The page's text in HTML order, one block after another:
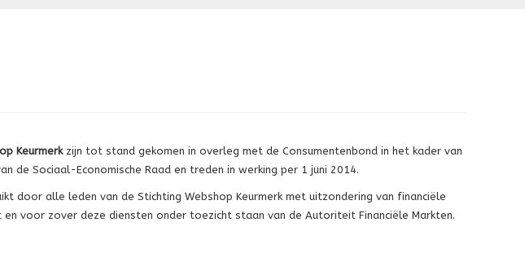
Keurmerkzijn tot stand gekomen in overleg met de Consumentenbond in het kader van
de Sociaal-Economische Raad en treden in werking per 1 juni 2014.
door alle leden van de Stichting Webshop Keurmerk met uitzondering van financiële
voor zover deze diensten onder toezicht staan van de Autoriteit Financiële Markten.